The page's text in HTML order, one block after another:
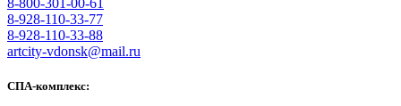
8-928-110-33-77
8-928-110-33-88
artcity-vdonsk@mail.ru
СПА-комплекс: